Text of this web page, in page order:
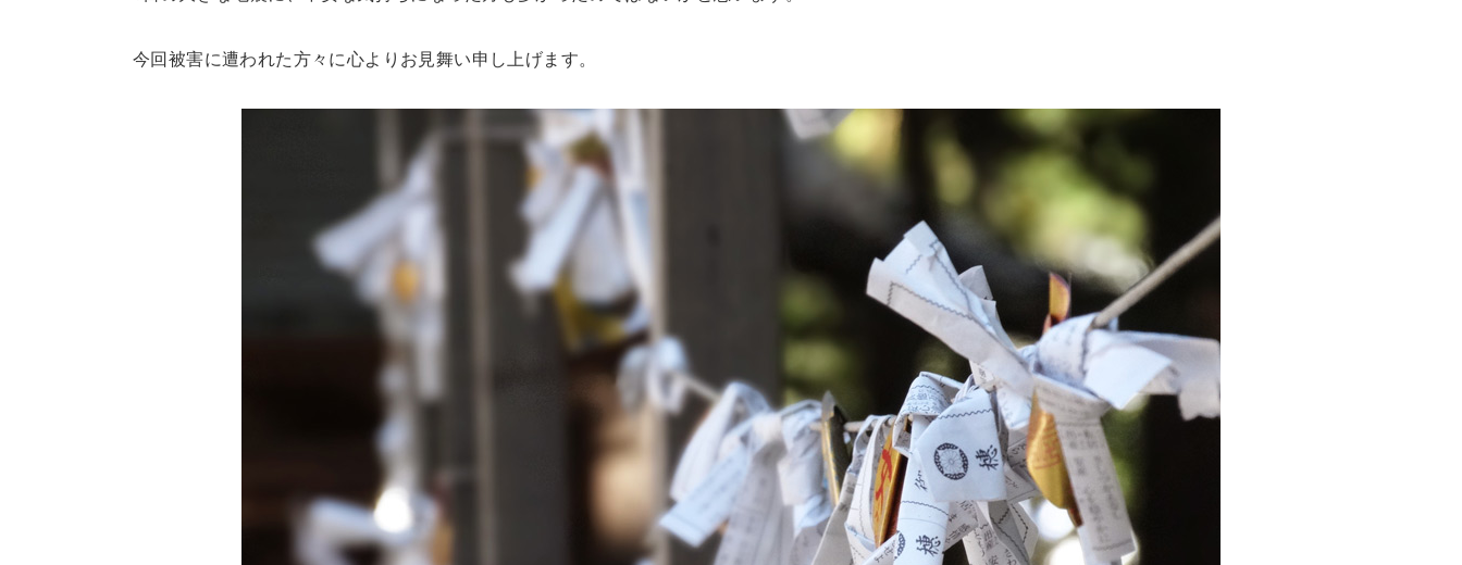
今回被害に遭われた方々に心よりお見舞い申し上げます。